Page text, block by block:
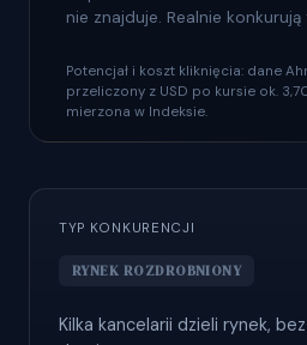
nie znajduje. Realnie
Potencjał i koszt kliknięcia: dane
przeliczony z USD po kursie ok.
mierzona w Indeksie.
TYP KONKURENCJI
RYNEK ROZDROBNIONY
Kilka kancelarii dzieli rynek,